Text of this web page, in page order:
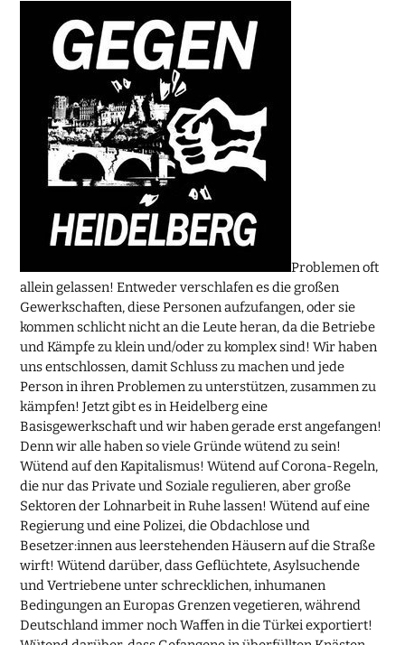
Problemen oft
allein gelassen! Entweder verschlafen es die großen
Gewerkschaften, diese Personen aufzufangen, oder sie
kommen schlicht nicht an die Leute heran, da die Betriebe
und Kämpfe zu klein und/oder zu komplex sind! Wir haben
uns entschlossen, damit Schluss zu machen und jede
Person in ihren Problemen zu unterstützen, zusammen zu
kämpfen! Jetzt gibt es in Heidelberg eine
Basisgewerkschaft und wir haben gerade erst angefangen!
Denn wir alle haben so viele Gründe wütend zu sein!
Wütend auf den Kapitalismus! Wütend auf Corona-Regeln,
die nur das Private und Soziale regulieren, aber große
Sektoren der Lohnarbeit in Ruhe lassen! Wütend auf eine
Regierung und eine Polizei, die Obdachlose und
Besetzer:innen aus leerstehenden Häusern auf die Straße
wirft! Wütend darüber, dass Geflüchtete, Asylsuchende
und Vertriebene unter schrecklichen, inhumanen
Bedingungen an Europas Grenzen vegetieren, während
Deutschland immer noch Waffen in die Türkei exportiert!